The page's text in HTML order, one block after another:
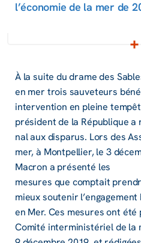
l’économie de la mer de
À la suite du drame des
en mer trois sauve­teurs
inter­ven­tion en pleine
président de la Répu­blique
nal aux dispa­rus. Lors des
mer, à Mont­pel­lier, le 3
Macron a présenté les
mesures que comp­tait
mieux soute­nir
en Mer. Ces mesures ont été
Comité inter­mi­nis­té­riel de la